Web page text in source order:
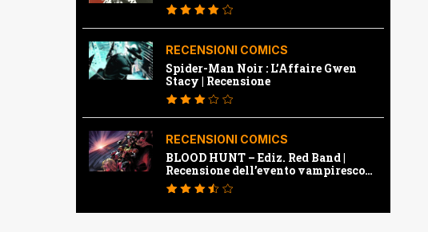
RECENSIONI COMICS
Spider-Man Noir : L’Affaire Gwen
Stacy | Recensione
RECENSIONI COMICS
BLOOD HUNT – Ediz. Red Band |
Recensione dell’evento vampiresco
della Marvel